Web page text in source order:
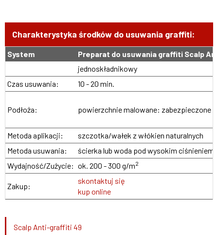
Charakterystyka środków do usuwania graffiti:
System
Preparat do usuwania graffiti Scalp
jednoskładnikowy
Czas usuwania:
10 - 20 min.
Podłoża: powierzchnie malowane: zabezpieczone
Metoda aplikacji:
szczotka/wałek z włókien naturalnych
Metoda usuwania:
ścierka lub woda pod wysokim ciśnieniem
Wydajność/Zużycie: ok. 200 - 300 g/m2
Zakup:
skontaktuj się
kup online
Scalp Anti-graffiti 49